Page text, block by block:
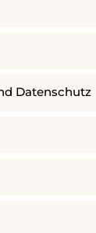
Datenschutz